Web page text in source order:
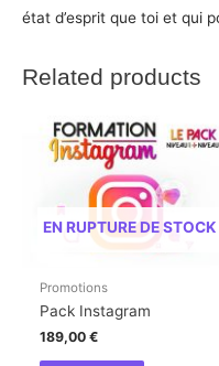
état d’esprit que toi et qui
Related products
EN RUPTURE DE STOCK
Promotions
Pack Instagram
189,00€